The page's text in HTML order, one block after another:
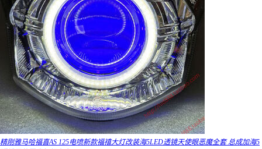
精刚雅马哈福喜AS 125电喷新款福禧大灯改装海5LED透镜天使眼恶魔全套 总成加海5